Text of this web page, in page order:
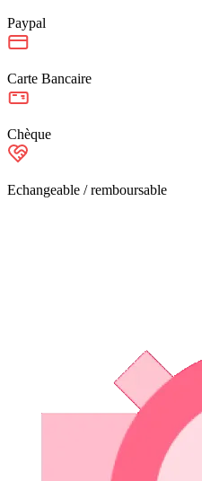
Paypal
Carte Bancaire
Chèque
Echangeable / remboursable